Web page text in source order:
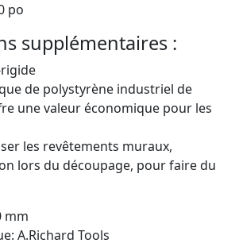
po
supplémentaires :
de polystyrène industriel de
une valeur économique pour les
les revêtements muraux,
lors du découpage, pour faire du
mm
A.Richard Tools